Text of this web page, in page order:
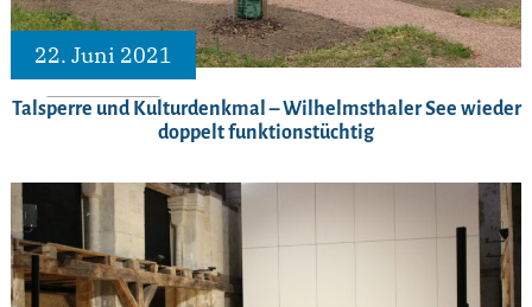
22. Juni 2021
Talsperre und Kulturdenkmal – Wilhelmsthaler See wieder
doppelt funktionstüchtig